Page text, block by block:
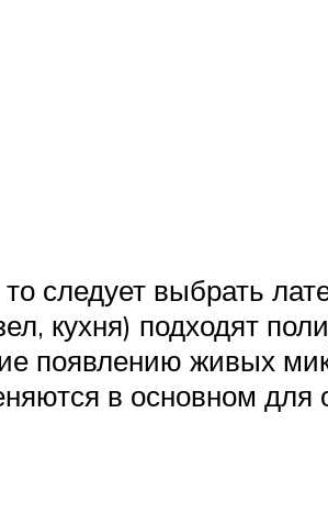
следует выбрать
кухня) подходят
появлению живых
в основном